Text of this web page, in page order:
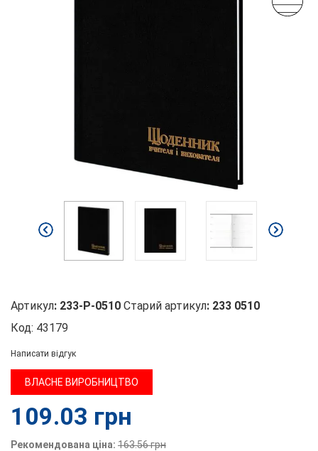
Артикул: 233-P-0510 Старий артикул: 233 0510
Код: 43179
Написати відгук
ВЛАСНЕ ВИРОБНИЦТВО
109.03 грн
Рекомендована ціна: 163.56грн